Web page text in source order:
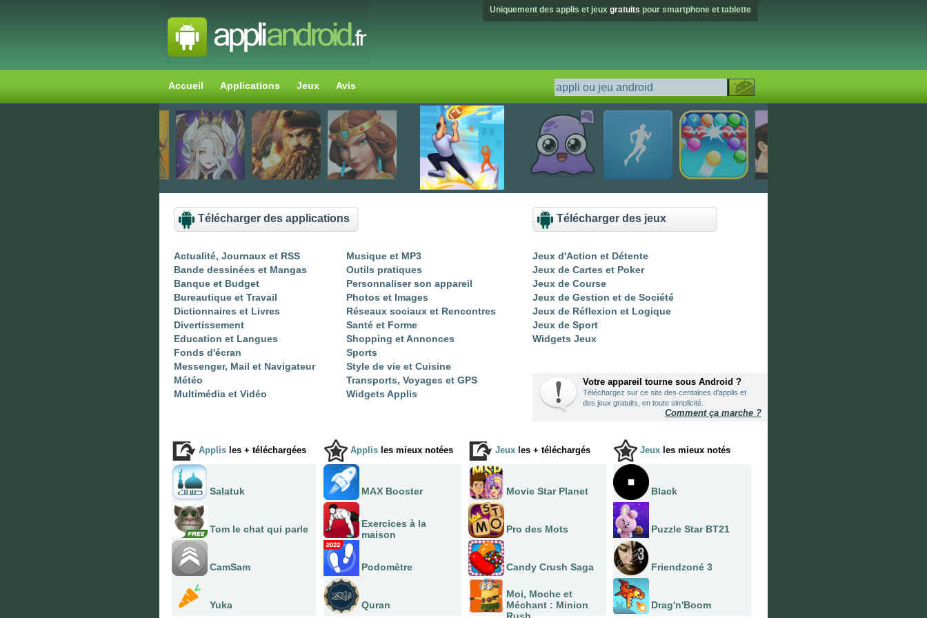
Uniquement des applis et jeux gratuits pour smartphone et tablette
Accueil Applications Jeux Avis
Télécharger des applications
Actualité, Journaux et RSS
Bande dessinées et Mangas
Banque et Budget
Bureautique et Travail
Dictionnaires et Livres
Divertissement
Education et Langues
Fonds d'écran
Messenger, Mail et Navigateur
Météo
Multimédia et Vidéo
Musique et MP3
Outils pratiques
Personnaliser son appareil
Photos et Images
Réseaux sociaux et Rencontres
Santé et Forme
Shopping et Annonces
Sports
Style de vie et Cuisine
Transports, Voyages et GPS
Widgets Applis
Télécharger des jeux
Jeux d'Action et Détente
Jeux de Cartes et Poker
Jeux de Course
Jeux de Gestion et de Société
Jeux de Réflexion et Logique
Jeux de Sport
Widgets Jeux
Votre appareil tourne sous Android ?
Téléchargez sur ce site des centaines d'applis et
des jeux gratuits, en toute simplicité.
Comment ça marche ?
Applis les + téléchargées
Salatuk
Tom le chat qui parle
CamSam
Yuka
Applis les mieux notées
MAX Booster
Exercices à la
maison
Podomètre
Quran
Jeux les + téléchargés
Movie Star Planet
Pro des Mots
Candy Crush Saga
Moi, Moche et
Méchant : Minion
Jeux les mieux notés
Black
Puzzle Star BT21
Friendzoné 3
Drag'n'Boom